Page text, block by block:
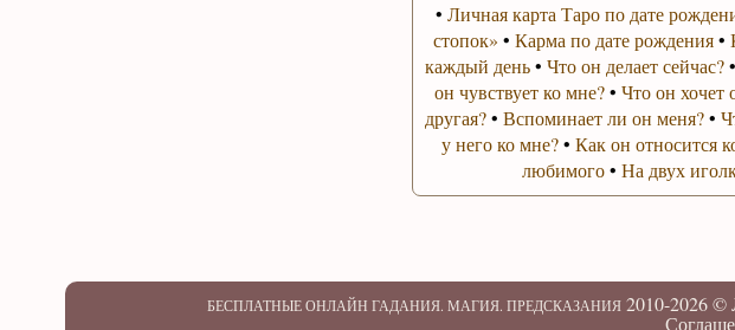
• Личная карта Таро по дате
стопок» • Карма по дате рождения•
каждый день• Что он делает сейчас?•
он чувствует ко мне?• Что он хочет
другая?• Вспоминает ли он меня?•
у него ко мне?• Как он относится
любимого• На двух
БЕСПЛАТНЫЕ ОНЛАЙН ГАДАНИЯ. МАГИЯ. ПРЕДСКАЗАНИЯ 2010-2026 ©